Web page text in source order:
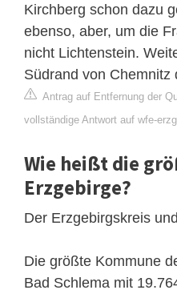
Kirchberg schon dazu
ebenso, aber, um die
nicht Lichtenstein.
Südrand von Chemnitz
Antrag auf Entfernung der
vollständige Antwort auf wfe-
Wie heißt die
Erzgebirge?
Der Erzgebirgskreis
Die größte Kommune
Bad Schlema mit